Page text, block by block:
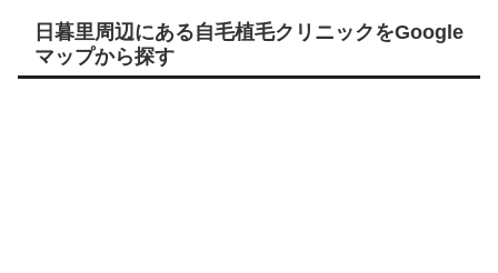
日暮里周辺にある自毛植毛クリニックをGoogle
マップから探す